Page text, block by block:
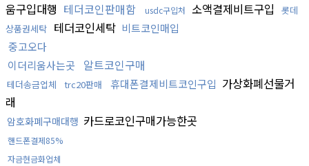
움구입대행 테더코인판매함 usdc구입처 소액결제비트구입
롯데
상품권세탁 테더코인세탁 비트코인매입
중고오다
이더리움사는곳
알트코인구매
테더송금업체 trc20판매 휴대폰결제비트코인구입 가상화폐선물거
래
암호화폐구매대행 카드로코인구매가능한곳
핸드폰결제85%
자금현금화업체